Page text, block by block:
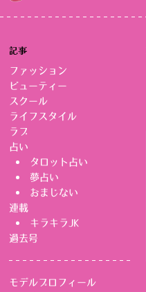
記事
ファッション
ビューティー
スクール
ライフスタイル
ラブ
占い
タロット占い
夢占い
おまじない
連載
キラキラJK
過去号
モデルプロフィール